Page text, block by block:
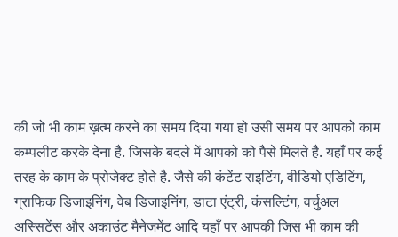
की जो भी काम ख़त्म करने का समय दिया गया हो उसी समय पर आपको काम
कम्पलीट करके देना है. जिसके बदले में आपको को पैसे मिलते है. यहाँ पर कई
तरह के काम के प्रोजेक्ट होते है. जैसे की कंटेंट राइटिंग, वीडियो एडिटिंग,
ग्राफिक डिजाइनिंग, वेब डिजाइनिंग, डाटा एंट्री, कंसल्टिंग, वर्चुअल
अस्सिटेंस और अकाउंट मैनेजमेंट आदि यहाँ पर आपकी जिस भी काम की